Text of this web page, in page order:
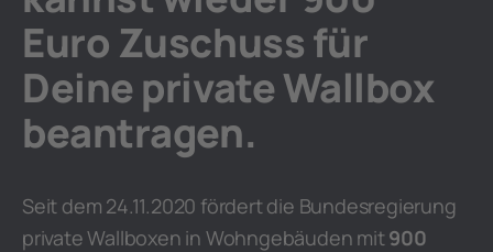
Euro Zuschuss für
Deine private Wallbox
beantragen.
Seit dem 24.11.2020 fördert die Bundesregierung
private Wallboxen in Wohngebäuden mit900